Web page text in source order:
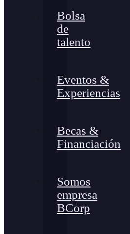
Bolsa
de
talento
Eventos &
Experiencias
Becas &
Financiación
Somos
empresa
BCorp